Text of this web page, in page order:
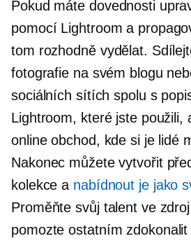
Pokud máte dovednosti
pomocí Lightroom a
tom rozhodně vydělat.
fotografie na svém blogu
sociálních sítích spolu s
Lightroom, které jste použili,
online obchod, kde si je lidé
Nakonec můžete vytvořit
kolekce a nabídnout je jako
Proměňte svůj talent ve
pomozte ostatním